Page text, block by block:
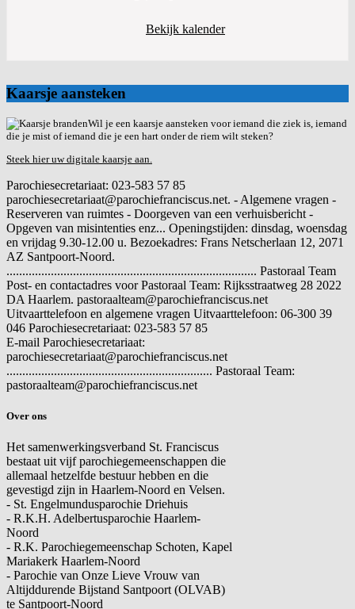
Bekijk kalender
Kaarsje aansteken
Wil je een kaarsje aansteken voor iemand die ziek is, iemand
die je mist of iemand die je een hart onder de riem wilt steken?
Steek hier uw digitale kaarsje aan.
Parochiesecretariaat: 023-583 57 85
parochiesecretariaat@parochiefranciscus.net. - Algemene vragen -
Reserveren van ruimtes - Doorgeven van een verhuisbericht -
Opgeven van misintenties enz... Openingstijden: dinsdag, woensdag
en vrijdag 9.30-12.00 u. Bezoekadres: Frans Netscherlaan 12, 2071
AZ Santpoort-Noord.
............................................................................... Pastoraal Team
Post- en contactadres voor Pastoraal Team: Rijksstraatweg 28 2022
DA Haarlem. pastoraalteam@parochiefranciscus.net
Uitvaarttelefoon en algemene vragen Uitvaarttelefoon: 06-300 39
046 Parochiesecretariaat: 023-583 57 85
E-mail Parochiesecretariaat:
parochiesecretariaat@parochiefranciscus.net
................................................................. Pastoraal Team:
pastoraalteam@parochiefranciscus.net
Over ons
Het samenwerkingsverband St. Franciscus
bestaat uit vijf parochiegemeenschappen die
allemaal hetzelfde bestuur hebben en die
gevestigd zijn in Haarlem-Noord en Velsen.
- St. Engelmundusparochie Driehuis
- R.K.H. Adelbertusparochie Haarlem-
Noord
- R.K. Parochiegemeenschap Schoten, Kapel
Mariakerk Haarlem-Noord
- Parochie van Onze Lieve Vrouw van
Altijddurende Bijstand Santpoort (OLVAB)
te Santpoort-Noord